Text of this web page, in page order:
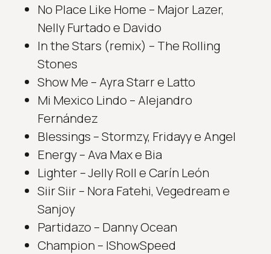
No Place Like Home – Major Lazer,
Nelly Furtado e Davido
In the Stars (remix) – The Rolling
Stones
Show Me – Ayra Starr e Latto
Mi Mexico Lindo – Alejandro
Fernández
Blessings – Stormzy, Fridayy e Angel
Energy – Ava Max e Bia
Lighter – Jelly Roll e Carín León
Siir Siir – Nora Fatehi, Vegedream e
Sanjoy
Partidazo – Danny Ocean
Champion – IShowSpeed